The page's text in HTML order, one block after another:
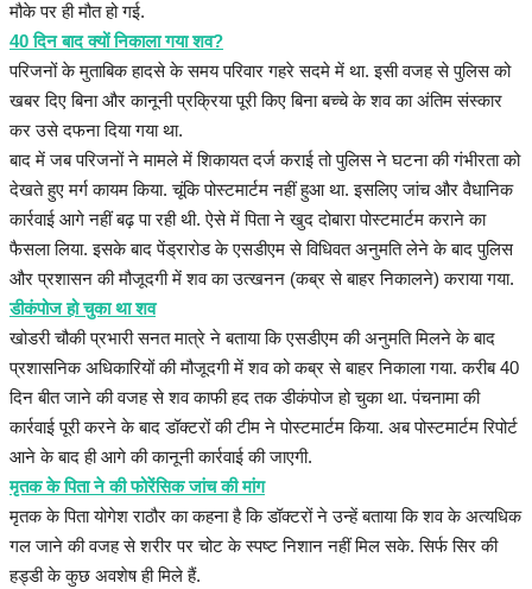
मौके पर ही मौत हो गई.
40 दिन बाद क्यों निकाला गया शव?
परिजनों के मुताबिक हादसे के समय परिवार गहरे सदमे में था. इसी वजह से पुलिस को
खबर दिए बिना और कानूनी प्रक्रिया पूरी किए बिना बच्चे के शव का अंतिम संस्कार
कर उसे दफना दिया गया था.
बाद में जब परिजनों ने मामले में शिकायत दर्ज कराई तो पुलिस ने घटना की गंभीरता को
देखते हुए मर्ग कायम किया. चूंकि पोस्टमार्टम नहीं हुआ था. इसलिए जांच और वैधानिक
कार्रवाई आगे नहीं बढ़ पा रही थी. ऐसे में पिता ने खुद दोबारा पोस्टमार्टम कराने का
फैसला लिया. इसके बाद पेंड्रारोड के एसडीएम से विधिवत अनुमति लेने के बाद पुलिस
और प्रशासन की मौजूदगी में शव का उत्खनन (कब्र से बाहर निकालने) कराया गया.
डीकंपोज हो चुका था शव
खोडरी चौकी प्रभारी सनत मात्रे ने बताया कि एसडीएम की अनुमति मिलने के बाद
प्रशासनिक अधिकारियों की मौजूदगी में शव को कब्र से बाहर निकाला गया. करीब 40
दिन बीत जाने की वजह से शव काफी हद तक डीकंपोज हो चुका था. पंचनामा की
कार्रवाई पूरी करने के बाद डॉक्टरों की टीम ने पोस्टमार्टम किया. अब पोस्टमार्टम रिपोर्ट
आने के बाद ही आगे की कानूनी कार्रवाई की जाएगी.
मृतक के पिता ने की फोरेंसिक जांच की मांग
मृतक के पिता योगेश राठौर का कहना है कि डॉक्टरों ने उन्हें बताया कि शव के अत्यधिक
गल जाने की वजह से शरीर पर चोट के स्पष्ट निशान नहीं मिल सके. सिर्फ सिर की
हड्डी के कुछ अवशेष ही मिले हैं.